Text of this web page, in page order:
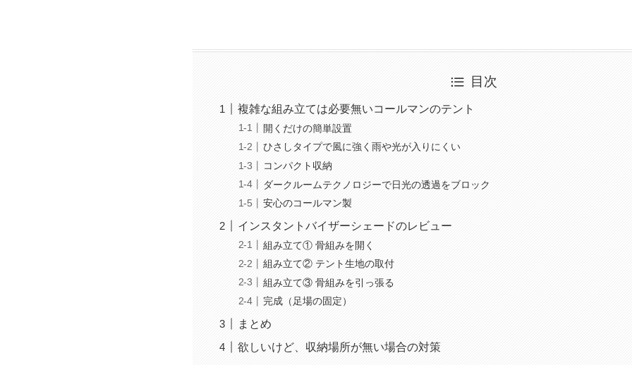
目次
複雑な組み立ては必要無いコールマンのテント
開くだけの簡単設置
ひさしタイプで風に強く雨や光が入りにくい
コンパクト収納
ダークルームテクノロジーで日光の透過をブロック
安心のコールマン製
インスタントバイザーシェードのレビュー
組み立て① 骨組みを開く
組み立て② テント生地の取付
組み立て③ 骨組みを引っ張る
完成（足場の固定）
まとめ
欲しいけど、収納場所が無い場合の対策